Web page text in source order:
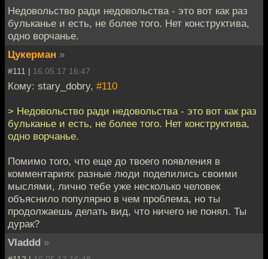
Недовольство ради недовольства - это вот как раз
бульканье и есть, не более того. Нет конструктива,
одно ворчанье.
Цукерман »
#111 | 16.05.17 16:47
Кому: stary_dobry, #110
> Недовольство ради недовольства - это вот как раз
бульканье и есть, не более того. Нет конструктива,
одно ворчанье.
Помимо того, что еще до твоего появления в
комментариях разные люди поделились своими
мыслями, лично тебе уже несколько человек
объяснило популярно в чем проблема, но ты
продолжаешь делать вид, что ничего не понял. Ты
дурак?
Vladdd »